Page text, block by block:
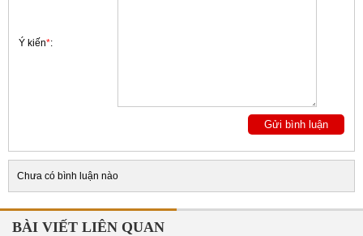
Ý kiến*:
Chưa có bình luận nào
BÀI VIẾT LIÊN QUAN